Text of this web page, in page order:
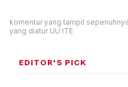
komentar yang tampil
yang diatur UU ITE
EDITOR'S PICK